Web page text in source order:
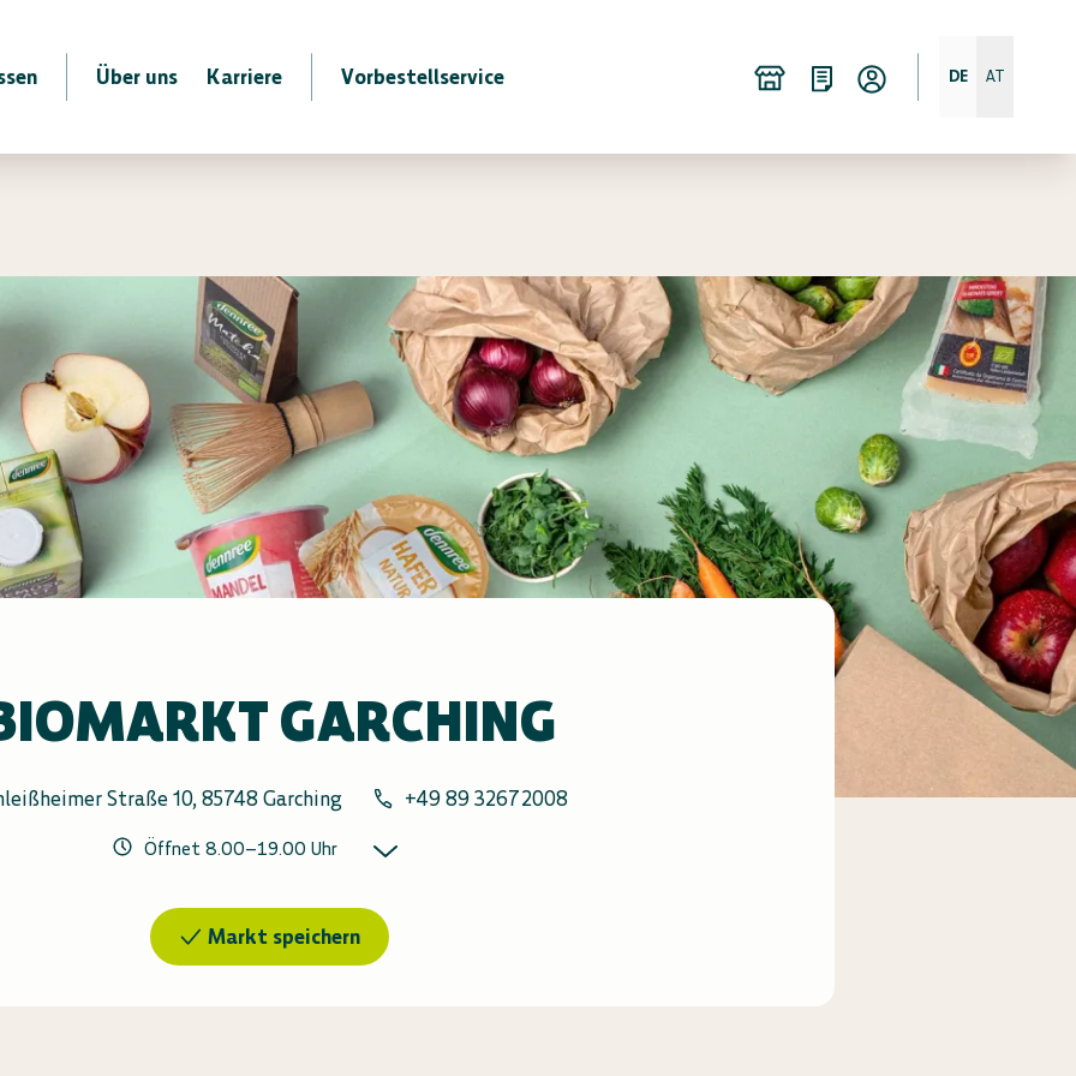
Über uns Karriere Vorbestellservice DE AT
GARCHING
Straße 10, 85748 Garching +49 89 32672008
Öffnet 8.00–19.00 Uhr
Markt speichern